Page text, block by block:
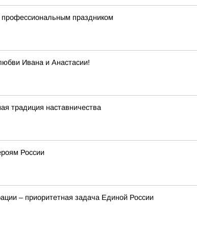
праздником
Ивана и Анастасии!
традиция наставничества
России
– приоритетная задача Единой России